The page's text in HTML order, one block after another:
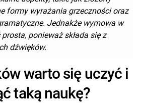
formy wyrażania grzeczności oraz
Jednakże wymowa w
ponieważ składa się z
dźwięków.
warto się uczyć i
taką naukę?